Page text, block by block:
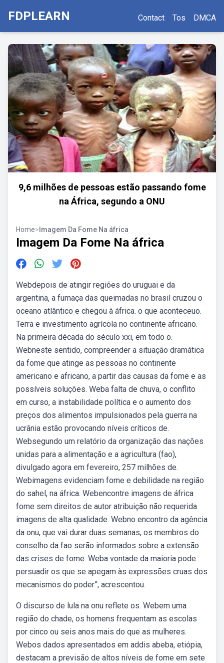
FDPLEARN Contact Tos DMCA
9,6 milhões de pessoas estão passando fome
na África, segundo a ONU
Home> Imagem Da Fome Na áfrica
Imagem Da Fome Na áfrica
Webdepois de atingir regiões do uruguai e da
argentina, a fumaça das queimadas no brasil cruzou o
oceano atlântico e chegou à áfrica. o que aconteceuo.
Terra e investimento agrícola no continente africano.
Na primeira década do século xxi, em todo o.
Webneste sentido, compreender a situação dramática
da fome que atinge as pessoas no continente
americano e africano, a partir das causas da fome e as
possíveis soluções. Weba falta de chuva, o conflito
em curso, a instabilidade política e o aumento dos
preços dos alimentos impulsionados pela guerra na
ucrânia estão provocando níveis críticos de.
Websegundo um relatório da organização das nações
unidas para a alimentação e a agricultura (fao),
divulgado agora em fevereiro, 257 milhões de.
Webimagens evidenciam fome e debilidade na região
do sahel, na áfrica. Webencontre imagens de áfrica
fome sem direitos de autor atribuição não requerida
imagens de alta qualidade. Webno encontro da agência
da onu, que vai durar duas semanas, os membros do
conselho da fao serão informados sobre a extensão
das crises de fome. Weba vontade da maioria pode
persuadir os que se apegam às expressões cruas dos
mecanismos do poder”, acrescentou.
O discurso de lula na onu reflete os. Webem uma
região do chade, os homens frequentam as escolas
por cinco ou seis anos mais do que as mulheres.
Webos dados apresentados em addis abeba, etiópia,
destacam a previsão de altos níveis de fome em sete